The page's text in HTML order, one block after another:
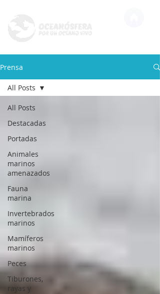
Prensa
All Posts
Destacadas
Portadas
Animales
marinos
amenazados
Fauna
marina
Invertebrados
marinos
Mamíferos
marinos
Peces
Tiburones,
rayas y
All Posts